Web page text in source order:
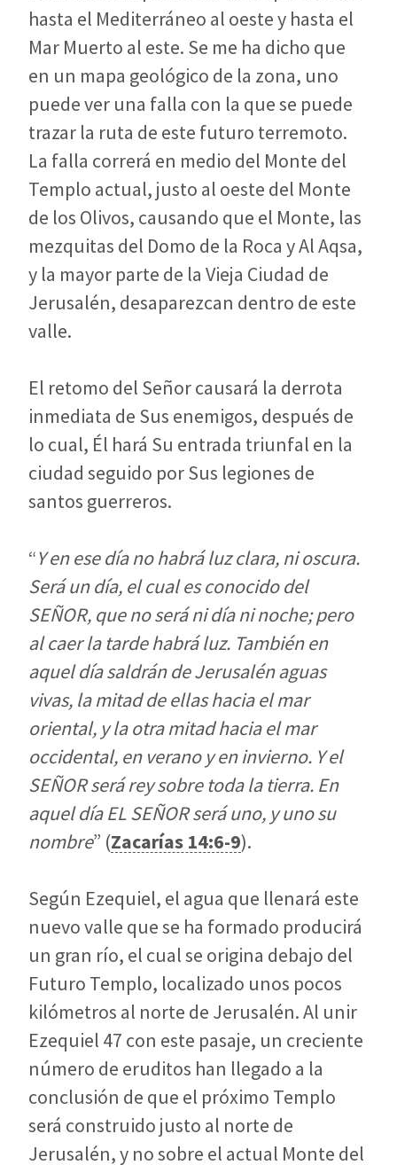
hasta el Mediterráneo al oeste y hasta el
Mar Muerto al este. Se me ha dicho que
en un mapa geológico de la zona, uno
puede ver una falla con la que se puede
trazar la ruta de este futuro terremoto.
La falla correrá en medio del Monte del
Templo actual, justo al oeste del Monte
de los Olivos, causando que el Monte, las
mezquitas del Domo de la Roca y Al Aqsa,
y la mayor parte de la Vieja Ciudad de
Jerusalén, desaparezcan dentro de este
valle.
El retomo del Señor causará la derrota
inmediata de Sus enemigos, después de
lo cual, Él hará Su entrada triunfal en la
ciudad seguido por Sus legiones de
santos guerreros.
“Y en ese día no habrá luz clara, ni oscura.
Será un día, el cual es conocido del
SEÑOR, que no será ni día ni noche; pero
al caer la tarde habrá luz. También en
aquel día saldrán de Jerusalén aguas
vivas, la mitad de ellas hacia el mar
oriental, y la otra mitad hacia el mar
occidental, en verano y en invierno. Y el
SEÑOR será rey sobre toda la tierra. En
aquel día EL SEÑOR será uno, y uno su
nombre” (Zacarías 14:6-9).
Según Ezequiel, el agua que llenará este
nuevo valle que se ha formado producirá
un gran río, el cual se origina debajo del
Futuro Templo, localizado unos pocos
kilómetros al norte de Jerusalén. Al unir
Ezequiel 47 con este pasaje, un creciente
número de eruditos han llegado a la
conclusión de que el próximo Templo
será construido justo al norte de
Jerusalén, y no sobre el actual Monte del